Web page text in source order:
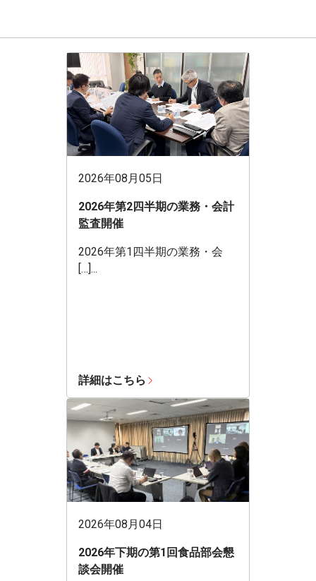
2026年08月05日
2026年第2四半期の業務・会計
監査開催
2026年第1四半期の業務・会
[…]...
詳細はこちら
2026年08月04日
2026年下期の第1回食品部会懇
談会開催